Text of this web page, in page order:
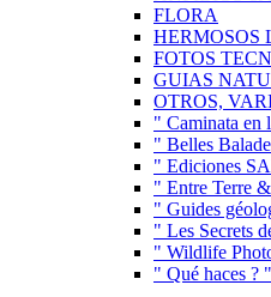
FLORA
HERMOSOS
FOTOS
GUIAS
OTROS,
" Caminata en
" Belles
" Ediciones
" Entre Terre
" Guides
" Les Secrets
" Wildlife
" Qué haces ?